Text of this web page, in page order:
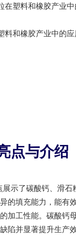
在塑料和橡胶产业中
料和橡胶产业中的应
点与介绍
展示了碳酸钙、滑
的填充能力，能有
加工性能。碳酸钙
陷并显著提升生产